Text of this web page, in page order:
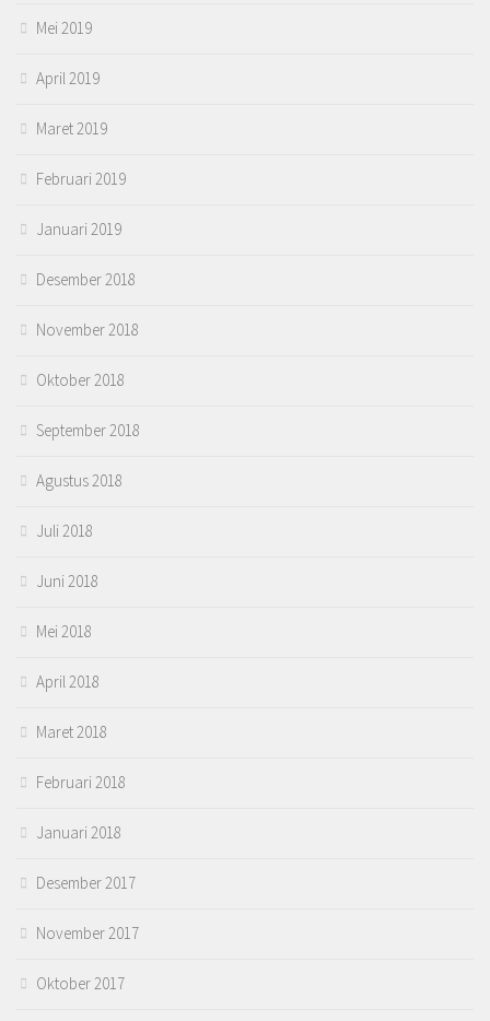
Mei 2019
April 2019
Maret 2019
Februari 2019
Januari 2019
Desember 2018
November 2018
Oktober 2018
September 2018
Agustus 2018
Juli 2018
Juni 2018
Mei 2018
April 2018
Maret 2018
Februari 2018
Januari 2018
Desember 2017
November 2017
Oktober 2017